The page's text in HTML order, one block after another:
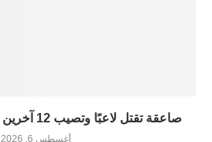
صاعقة تقتل لاعبًا وتصيب 12 آخرين خلال مباراة في تايلاند
أغسطس 6, 2026